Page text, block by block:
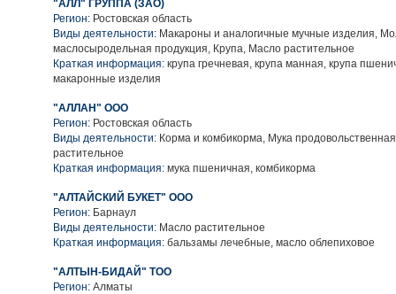
"АЛЛ" ГРУППА (ЗАО)
Регион: Ростовская область
Виды деятельности: Макароны и аналогичные мучные изделия,
маслосыродельная продукция, Крупа, Масло растительное
Краткая информация: крупа гречневая, крупа манная, крупа
макаронные изделия
"АЛЛАН" ООО
Регион: Ростовская область
Виды деятельности: Корма и комбикорма, Мука
растительное
Краткая информация: мука пшеничная, комбикорма
"АЛТАЙСКИЙ БУКЕТ" ООО
Регион: Барнаул
Виды деятельности: Масло растительное
Краткая информация: бальзамы лечебные, масло облепиховое
"АЛТЫН-БИДАЙ" ТОО
Регион: Алматы